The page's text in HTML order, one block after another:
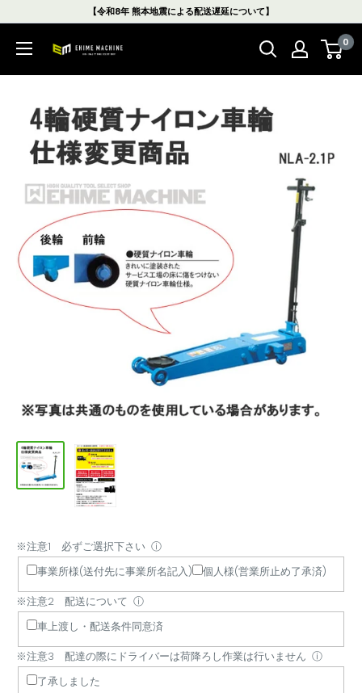
ン
【令和8年 熊本地震による配送遅延について】
エ
マ
シ
ン
本
店
0
※注意1 必ずご選択下さい ⓘ
※
注
1
必
ず
ご
選
事業所様(送付先に事業所名記入)
個人様(営業所止め了承済)
※注意2 配送について ⓘ
※
注
2
配
送
に
つ
車上渡し・配送条件同意済
※注意3 配達の際にドライバーは荷降ろし作業は行いません ⓘ
※
注
3
配
達
の
際了承しました
※
注
4
荷
降
ろ
し
※
注
5
納
品
書・
領
※
注
6
商
品
の
キ
※
注
7
商
品
代
引
※
注
8
他
商
品
と
※
注
9
配
達
日
時